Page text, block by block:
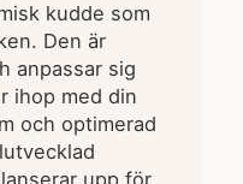
kudde som
Den är
anpassar sig
ihop med din
och optimerad